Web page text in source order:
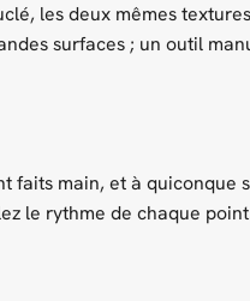
les deux mêmes
surfaces ; un outil
faits main, et à quiconque
le rythme de chaque